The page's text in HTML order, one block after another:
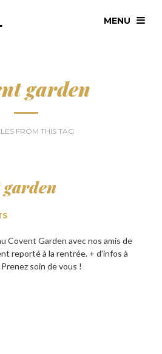
MENU
garden
FROM THIS TAG
garden
Covent Garden avec nos amis de
reporté à la rentrée. + d’infos à
soin de vous !